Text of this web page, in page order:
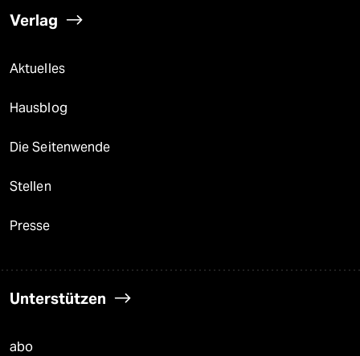
Verlag
Aktuelles
Hausblog
Die Seitenwende
Stellen
Presse
Unterstützen
abo